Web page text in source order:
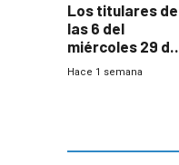
Los titulares de
las 6 del
miércoles 29 de
julio de 2026
Hace 1 semana